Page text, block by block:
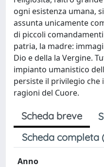
ogni esistenza umana,
assunta unicamente
di piccoli
patria, la madre:
Dio e della la Vergine.
impianto umanistico
persiste il privilegio che
ragioni del Cuore.
Scheda breve
Scheda completa
Anno